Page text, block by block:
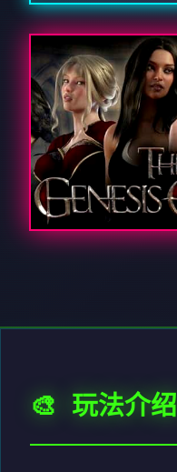
🎨 玩法介绍